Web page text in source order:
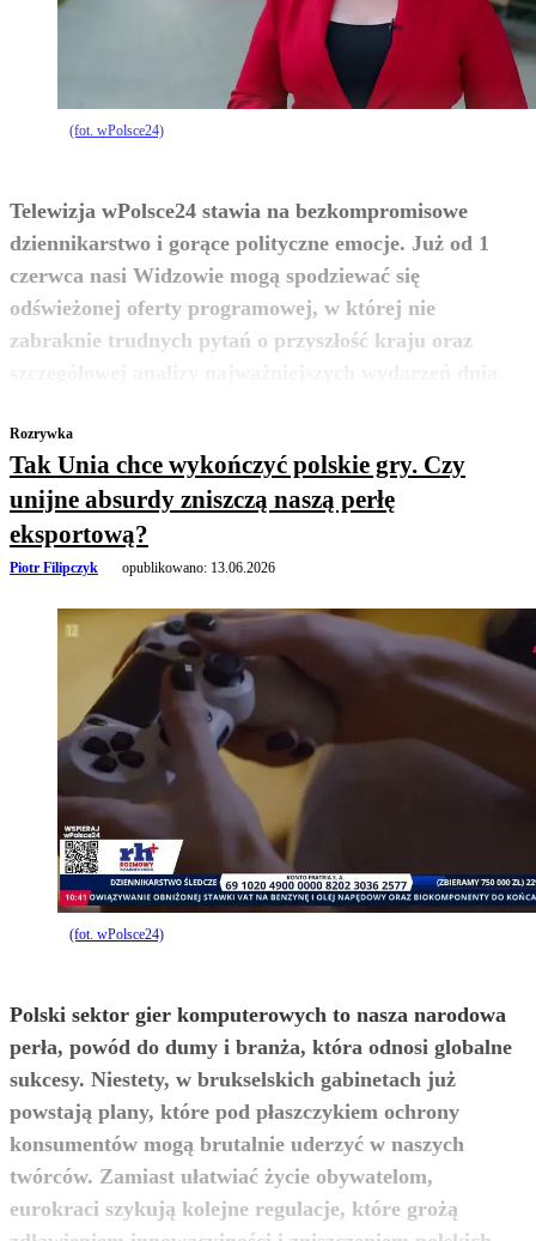
(fot. wPolsce24)
Telewizja wPolsce24 stawia na bezkompromisowe
dziennikarstwo i gorące polityczne emocje. Już od 1
czerwca nasi Widzowie mogą spodziewać się
odświeżonej oferty programowej, w której nie
zabraknie trudnych pytań o przyszłość kraju oraz
zobacz więcej
Rozrywka
Tak Unia chce wykończyć polskie gry. Czy
unijne absurdy zniszczą naszą perłę
eksportową?
Piotr Filipczyk opublikowano: 13.06.2026
(fot. wPolsce24)
Polski sektor gier komputerowych to nasza narodowa
perła, powód do dumy i branża, która odnosi globalne
sukcesy. Niestety, w brukselskich gabinetach już
powstają plany, które pod płaszczykiem ochrony
konsumentów mogą brutalnie uderzyć w naszych
twórców. Zamiast ułatwiać życie obywatelom,
eurokraci szykują kolejne regulacje, które grożą